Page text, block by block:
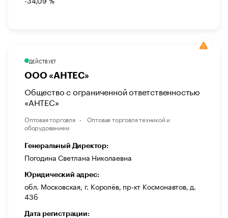
ДЕЙСТВУЕТ
ООО «АНТЕС»
Общество с ограниченной ответственностью
«АНТЕС»
Оптовая торговля
Оптовая торговля техникой и
оборудованием
Генеральный Директор:
Погодина Светлана Николаевна
Юридический адрес:
обл. Московская, г. Королёв, пр-кт Космонавтов, д.
43б
Дата регистрации: